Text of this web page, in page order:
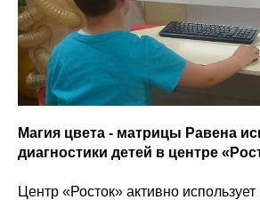
Магия цвета - матрицы Равена
диагностики детей в центре
Центр «Росток» активно